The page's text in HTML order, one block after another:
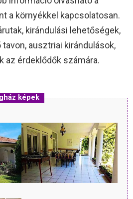
a környékkel kapcsolatosan.
kirándulási lehetőségek,
tavon, ausztriai kirándulások,
az érdeklődők számára.
képek